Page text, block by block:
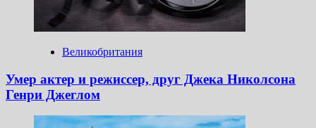
Великобритания
Умер актер и режиссер, друг Джека Николсона
Генри Джеглом